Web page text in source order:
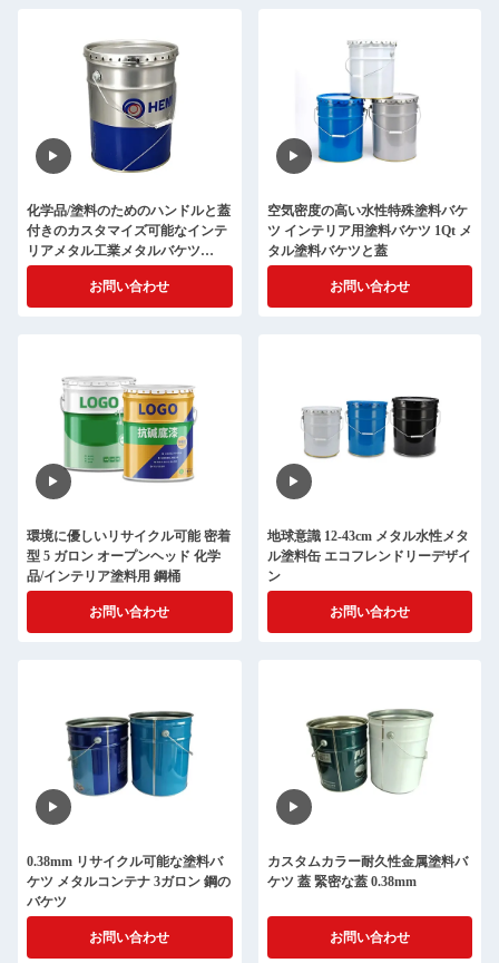
化学品/塗料のためのハンドルと蓋
付きのカスタマイズ可能なインテ
リアメタル工業メタルバケツ
0.38mm
お問い合わせ
空気密度の高い水性特殊塗料バケ
ツ インテリア用塗料バケツ 1Qt メ
タル塗料バケツと蓋
お問い合わせ
環境に優しいリサイクル可能 密着
型 5 ガロン オープンヘッド 化学
品/インテリア塗料用 鋼桶
お問い合わせ
地球意識 12-43cm メタル水性メタ
ル塗料缶 エコフレンドリーデザイ
ン
お問い合わせ
0.38mm リサイクル可能な塗料バ
ケツ メタルコンテナ 3ガロン 鋼の
バケツ
お問い合わせ
カスタムカラー耐久性金属塗料バ
ケツ 蓋 緊密な蓋 0.38mm
お問い合わせ